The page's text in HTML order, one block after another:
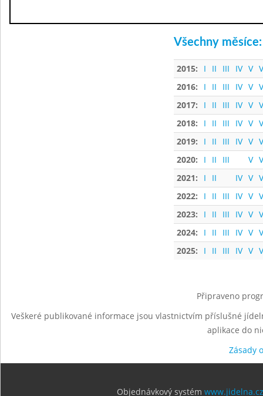
Všechny měsíce:
2015: I II III IV V
2016:
I II III IV V
2017:
I II III IV V
2018:
I II III IV V
2019:
I II III IV V
2020:
I II III V
2021:
I II IV V
2022:
I II III IV V
2023:
I II III IV V
2024:
I II III IV V
2025:
I II III IV V
Připraveno
Veškeré publikované informace jsou vlastnictvím příslušné
aplikace do
Zásady
Objednávkový systém www.jidelna.cz